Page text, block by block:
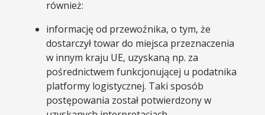
również:
informację od przewoźnika, o tym, że
dostarczył towar do miejsca przeznaczenia
w innym kraju UE, uzyskaną np. za
pośrednictwem funkcjonującej u podatnika
platformy logistycznej. Taki sposób
postępowania został potwierdzony w